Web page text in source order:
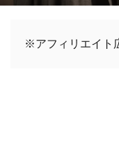
※アフィリエイト